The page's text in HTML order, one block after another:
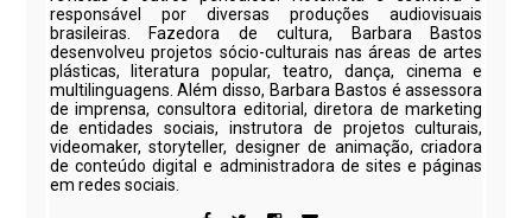
responsável por diversas produções audiovisuais
brasileiras. Fazedora de cultura, Barbara Bastos
desenvolveu projetos sócio-culturais nas áreas de artes
plásticas, literatura popular, teatro, dança, cinema e
multilinguagens. Além disso, Barbara Bastos é assessora
de imprensa, consultora editorial, diretora de marketing
de entidades sociais, instrutora de projetos culturais,
videomaker, storyteller, designer de animação, criadora
de conteúdo digital e administradora de sites e páginas
em redes sociais.